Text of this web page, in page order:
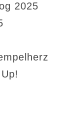
2025